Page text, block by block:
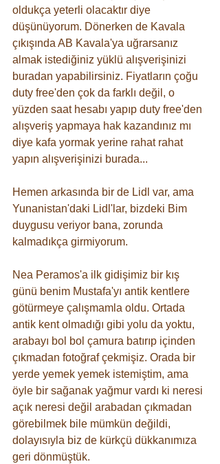
oldukça yeterli olacaktır diye
düşünüyorum. Dönerken de Kavala
çıkışında AB Kavala'ya uğrarsanız
almak istediğiniz yüklü alışverişinizi
buradan yapabilirsiniz. Fiyatların çoğu
duty free'den çok da farklı değil, o
yüzden saat hesabı yapıp duty free'den
alışveriş yapmaya hak kazandınız mı
diye kafa yormak yerine rahat rahat
yapın alışverişinizi burada...
Hemen arkasında bir de Lidl var, ama
Yunanistan'daki Lidl'lar, bizdeki Bim
duygusu veriyor bana, zorunda
kalmadıkça girmiyorum.
Nea Peramos'a ilk gidişimiz bir kış
günü benim Mustafa'yı antik kentlere
götürmeye çalışmamla oldu. Ortada
antik kent olmadığı gibi yolu da yoktu,
arabayı bol bol çamura batırıp içinden
çıkmadan fotoğraf çekmişiz. Orada bir
yerde yemek yemek istemiştim, ama
öyle bir sağanak yağmur vardı ki neresi
açık neresi değil arabadan çıkmadan
görebilmek bile mümkün değildi,
dolayısıyla biz de kürkçü dükkanımıza
geri dönmüştük.